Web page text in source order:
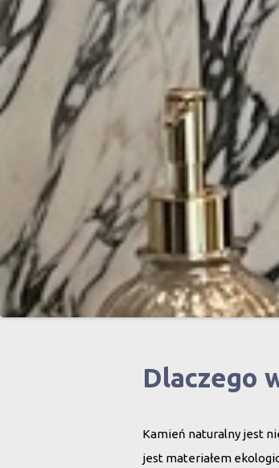
Dlaczego
Kamień naturalny jest
jest materiałem